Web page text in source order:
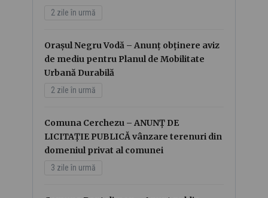
2 zile în urmă
Orașul Negru Vodă – Anunț obținere aviz
de mediu pentru Planul de Mobilitate
Urbană Durabilă
2 zile în urmă
Comuna Cerchezu – ANUNȚ DE
LICITAȚIE PUBLICĂ vânzare terenuri din
domeniul privat al comunei
3 zile în urmă